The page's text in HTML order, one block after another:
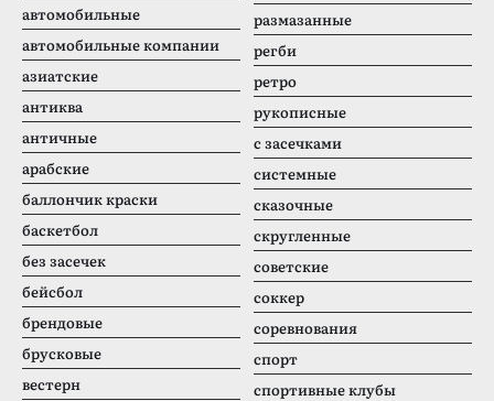
автомобильные
автомобильные компании
азиатские
антиква
античные
арабские
баллончик краски
баскетбол
без засечек
бейсбол
брендовые
брусковые
вестерн
размазанные
регби
ретро
рукописные
с засечками
системные
сказочные
скругленные
советские
соккер
соревнования
спорт
спортивные клубы